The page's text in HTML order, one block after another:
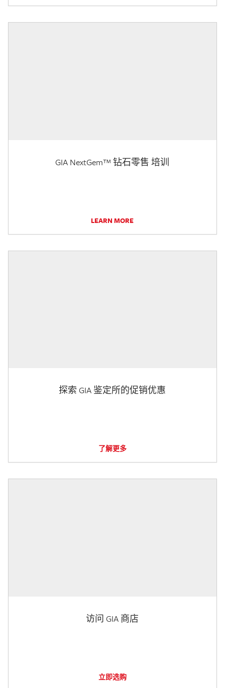
GIA NextGem™ 钻石零售 培训
LEARN MORE
探索 GIA 鉴定所的促销优惠
了解更多
访问 GIA 商店
立即选购